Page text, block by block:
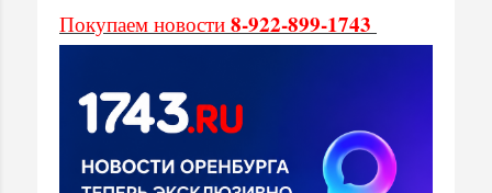
Покупаем новости 8-922-899-1743